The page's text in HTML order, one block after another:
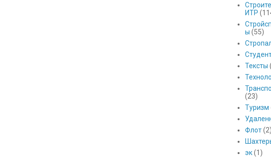
ИТР
ы (55)
Тексты
(23)
Туризм
Флот
эк (1)